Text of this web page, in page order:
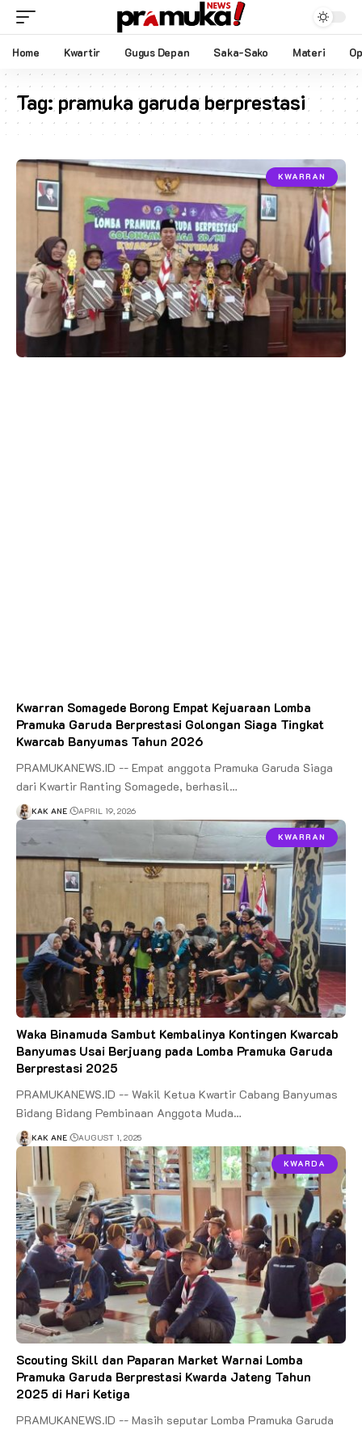
Home Kwartir Gugus Depan Saka-Sako Materi
Tag:pramuka garuda berprestasi
KWARRAN
Kwarran Somagede Borong Empat Kejuaraan Lomba
Pramuka Garuda Berprestasi Golongan Siaga Tingkat
Kwarcab Banyumas Tahun 2026
PRAMUKANEWS.ID -- Empat anggota Pramuka Garuda Siaga
dari Kwartir Ranting Somagede, berhasil…
KAK ANE APRIL 19, 2026
KWARRAN
Waka Binamuda Sambut Kembalinya Kontingen Kwarcab
Banyumas Usai Berjuang pada Lomba Pramuka Garuda
Berprestasi 2025
PRAMUKANEWS.ID -- Wakil Ketua Kwartir Cabang Banyumas
Bidang Bidang Pembinaan Anggota Muda…
KAK ANE AUGUST 1, 2025
KWARDA
Scouting Skill dan Paparan Market Warnai Lomba
Pramuka Garuda Berprestasi Kwarda Jateng Tahun
2025 di Hari Ketiga
PRAMUKANEWS.ID -- Masih seputar Lomba Pramuka Garuda